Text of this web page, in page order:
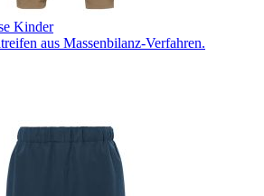
Kinder
aus Massenbilanz-Verfahren.